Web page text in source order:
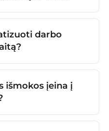
metines deklaracijas
sistemas.
darbo
su jūsų darbo
išmokos įeina į